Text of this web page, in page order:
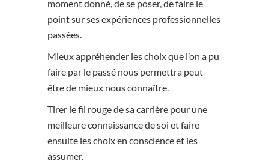
moment donné, de se poser, de faire le
point sur ses expériences professionnelles
passées.
Mieux appréhender les choix que l’on a pu
faire par le passé nous permettra peut-
être de mieux nous connaître.
Tirer le fil rouge de sa carrière pour une
meilleure connaissance de soi et faire
ensuite les choix en conscience et les
assumer.